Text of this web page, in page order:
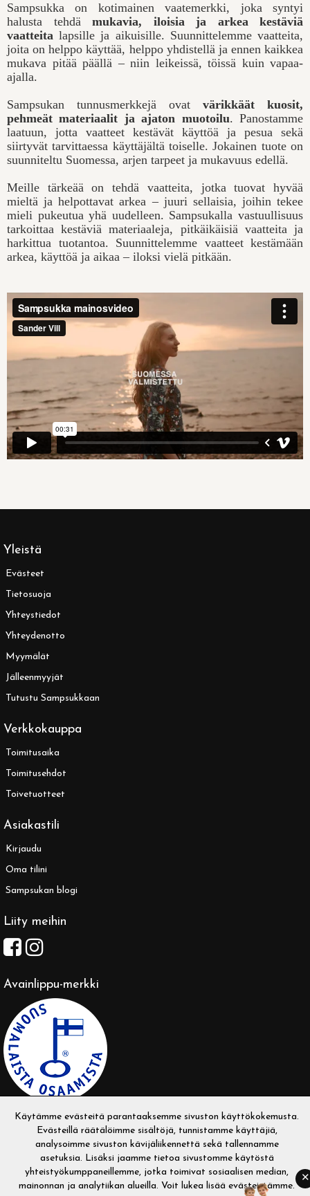
Käytämme evästeitä parantaaksemme sivuston käyttökokemusta.
Evästeillä räätälöimme sisältöjä, tunnistamme käyttäjiä,
analysoimme sivuston kävijäliikennettä sekä tallennamme
asetuksia. Lisäksi jaamme tietoa sivustomme käytöstä
yhteistyökumppaneillemme, jotka toimivat sosiaalisen median,
mainonnan ja analytiikan alueilla. Voit lukea lisää evästeistämme.
Sampsukka on kotimainen vaatemerkki, joka syntyi
halusta tehdä mukavia, iloisia ja arkea kestäviä
vaatteita lapsille ja aikuisille. Suunnittelemme vaatteita,
joita on helppo käyttää, helppo yhdistellä ja ennen kaikkea
mukava pitää päällä – niin leikeissä, töissä kuin vapaa-
ajalla.
Sampsukan tunnusmerkkejä ovat värikkäät kuosit,
pehmeät materiaalit ja ajaton muotoilu. Panostamme
laatuun, jotta vaatteet kestävät käyttöä ja pesua sekä
siirtyvät tarvittaessa käyttäjältä toiselle. Jokainen tuote on
suunniteltu Suomessa, arjen tarpeet ja mukavuus edellä.
Meille tärkeää on tehdä vaatteita, jotka tuovat hyvää
mieltä ja helpottavat arkea – juuri sellaisia, joihin tekee
mieli pukeutua yhä uudelleen. Sampsukalla vastuullisuus
tarkoittaa kestäviä materiaaleja, pitkäikäisiä vaatteita ja
harkittua tuotantoa. Suunnittelemme vaatteet kestämään
arkea, käyttöä ja aikaa – iloksi vielä pitkään.
Yleistä
Evästeet
Tietosuoja
Yhteystiedot
Yhteydenotto
Myymälät
Jälleenmyyjät
Tutustu Sampsukkaan
Verkkokauppa
Toimitusaika
Toimitusehdot
Toivetuotteet
Asiakastili
Kirjaudu
Oma tilini
Sampsukan blogi
Liity meihin
Avainlippu-merkki
Copyright © 2026 Sampsukka. Kaikki oikeudet pidätetään.
Evolution Solutions -verkkokaupparatkaisu
✕